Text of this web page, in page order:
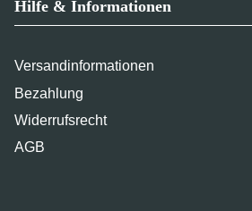
Hilfe & Informationen
Versandinformationen
Bezahlung
Widerrufsrecht
AGB